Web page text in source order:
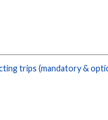
trips (mandatory &